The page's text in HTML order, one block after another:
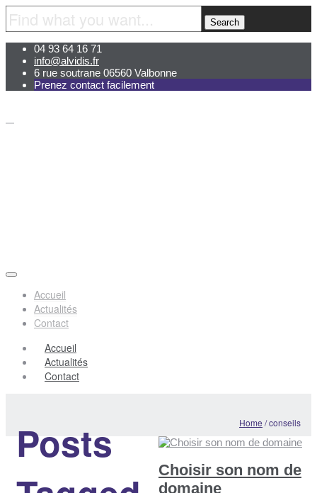
04 93 64 16 71
info@alvidis.fr
6 rue soutrane 06560 Valbonne
Prenez contact facilement
Accueil
Actualités
Contact
Accueil
Actualités
Contact
Posts
Home /conseils
Choisir son nom de
domaine